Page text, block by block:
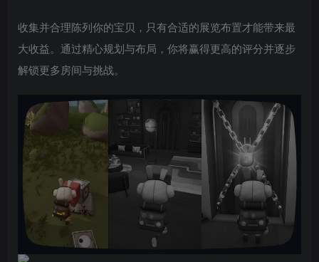
收集并合理陈列你的宝贝，只有合适的展览布置才能带来最
大收益。通过精心规划与布局，你将赢得更高的评分并逐步
解锁更多房间与挑战。